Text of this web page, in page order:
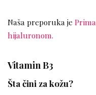
Naša preporuka je
hijaluronom.
Vitamin B3
Šta čini za kožu?